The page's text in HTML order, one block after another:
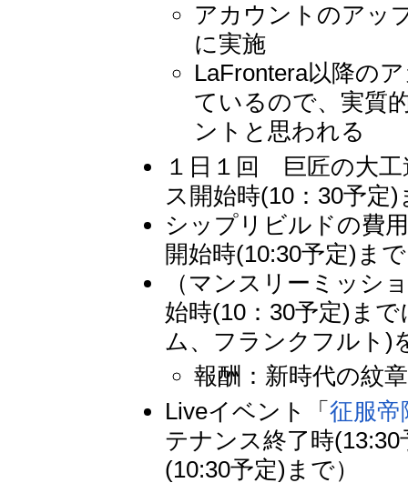
アカウントのアッ
に実施
LaFrontera以降の
ているので、実質
ントと思われる
１日１回 巨匠の大工
ス開始時(10：30予定)
シップリビルドの費
開始時(10:30予定)ま
（マンスリーミッシ
始時(10：30予定)ま
ム、フランクフルト)
報酬：新時代の紋
Liveイベント「征服帝
テナンス終了時
(10:30予定)まで）